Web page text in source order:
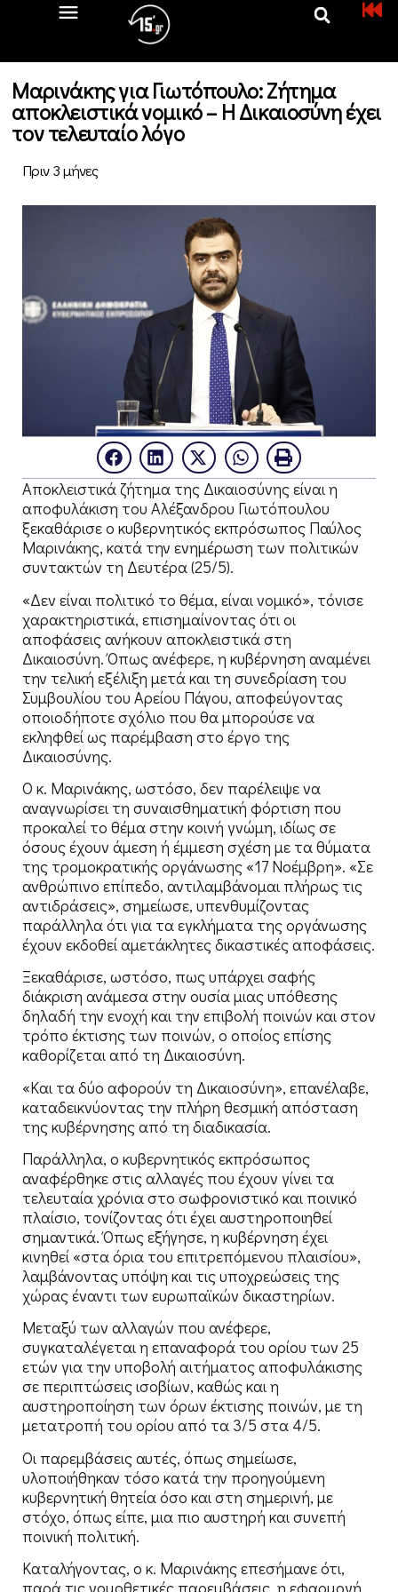
Μαρινάκης για Γιωτόπουλο: Ζήτημα
αποκλειστικά νομικό – Η Δικαιοσύνη έχει
τον τελευταίο λόγο
Πριν 3 μήνες
Αποκλειστικά ζήτημα της Δικαιοσύνης είναι η
αποφυλάκιση του Αλέξανδρου Γιωτόπουλου
ξεκαθάρισε ο κυβερνητικός εκπρόσωπος Παύλος
Μαρινάκης, κατά την ενημέρωση των πολιτικών
συντακτών τη Δευτέρα (25/5).
«Δεν είναι πολιτικό το θέμα, είναι νομικό», τόνισε
χαρακτηριστικά, επισημαίνοντας ότι οι
αποφάσεις ανήκουν αποκλειστικά στη
Δικαιοσύνη. Όπως ανέφερε, η κυβέρνηση αναμένει
την τελική εξέλιξη μετά και τη συνεδρίαση του
Συμβουλίου του Αρείου Πάγου, αποφεύγοντας
οποιοδήποτε σχόλιο που θα μπορούσε να
εκληφθεί ως παρέμβαση στο έργο της
Δικαιοσύνης.
Ο κ. Μαρινάκης, ωστόσο, δεν παρέλειψε να
αναγνωρίσει τη συναισθηματική φόρτιση που
προκαλεί το θέμα στην κοινή γνώμη, ιδίως σε
όσους έχουν άμεση ή έμμεση σχέση με τα θύματα
της τρομοκρατικής οργάνωσης «17 Νοέμβρη». «Σε
ανθρώπινο επίπεδο, αντιλαμβάνομαι πλήρως τις
αντιδράσεις», σημείωσε, υπενθυμίζοντας
παράλληλα ότι για τα εγκλήματα της οργάνωσης
έχουν εκδοθεί αμετάκλητες δικαστικές αποφάσεις.
Ξεκαθάρισε, ωστόσο, πως υπάρχει σαφής
διάκριση ανάμεσα στην ουσία μιας υπόθεσης
δηλαδή την ενοχή και την επιβολή ποινών και στον
τρόπο έκτισης των ποινών, ο οποίος επίσης
καθορίζεται από τη Δικαιοσύνη.
«Και τα δύο αφορούν τη Δικαιοσύνη», επανέλαβε,
καταδεικνύοντας την πλήρη θεσμική απόσταση
της κυβέρνησης από τη διαδικασία.
Παράλληλα, ο κυβερνητικός εκπρόσωπος
αναφέρθηκε στις αλλαγές που έχουν γίνει τα
τελευταία χρόνια στο σωφρονιστικό και ποινικό
πλαίσιο, τονίζοντας ότι έχει αυστηροποιηθεί
σημαντικά. Όπως εξήγησε, η κυβέρνηση έχει
κινηθεί «στα όρια του επιτρεπόμενου πλαισίου»,
λαμβάνοντας υπόψη και τις υποχρεώσεις της
χώρας έναντι των ευρωπαϊκών δικαστηρίων.
Μεταξύ των αλλαγών που ανέφερε,
συγκαταλέγεται η επαναφορά του ορίου των 25
ετών για την υποβολή αιτήματος αποφυλάκισης
σε περιπτώσεις ισοβίων, καθώς και η
αυστηροποίηση των όρων έκτισης ποινών, με τη
μετατροπή του ορίου από τα 3/5 στα 4/5.
Οι παρεμβάσεις αυτές, όπως σημείωσε,
υλοποιήθηκαν τόσο κατά την προηγούμενη
κυβερνητική θητεία όσο και στη σημερινή, με
στόχο, όπως είπε, μια πιο αυστηρή και συνεπή
ποινική πολιτική.
Καταλήγοντας, ο κ. Μαρινάκης επεσήμανε ότι,